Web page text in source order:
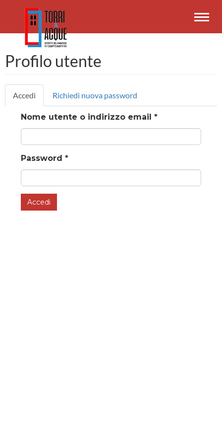
principale
Profilo utente
Schede
primarie
Accedi (scheda
attiva)
Richiedi nuova password
Nome utente o indirizzo email*
Password*
Accedi